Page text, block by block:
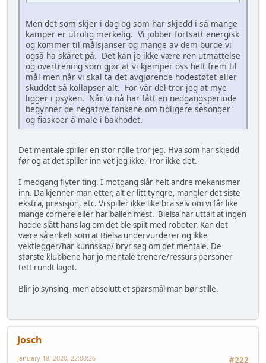
Men det som skjer i dag og som har skjedd i så mange
kamper er utrolig merkelig. Vi jobber fortsatt energisk
og kommer til målsjanser og mange av dem burde vi
også ha skåret på. Det kan jo ikke være ren utmattelse
og overtrening som gjør at vi kjemper oss helt frem til
mål men når vi skal ta det avgjørende hodestøtet eller
skuddet så kollapser alt. For vår del tror jeg at mye
ligger i psyken. Når vi nå har fått en nedgangsperiode
begynner de negative tankene om tidligere sesonger
og fiaskoer å male i bakhodet.
Det mentale spiller en stor rolle tror jeg. Hva som har skjedd
før og at det spiller inn vet jeg ikke. Tror ikke det.
I medgang flyter ting. I motgang slår helt andre mekanismer
inn. Da kjenner man etter, alt er litt tyngre, mangler det siste
ekstra, presisjon, etc. Vi spiller ikke like bra selv om vi får like
mange cornere eller har ballen mest. Bielsa har uttalt at ingen
hadde slått hans lag om det ble spilt med roboter. Kan det
være så enkelt som at Bielsa undervurderer og ikke
vektlegger/har kunnskap/ bryr seg om det mentale. De
største klubbene har jo mentale trenere/ressurs personer
tett rundt laget.
Blir jo synsing, men absolutt et spørsmål man bør stille.
Josch
#222
January 18, 2020, 22:00:26